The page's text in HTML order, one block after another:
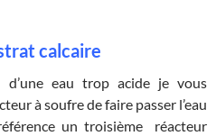
calcaire
eau trop acide je vous
à soufre de faire passer l’eau
un troisième réacteur